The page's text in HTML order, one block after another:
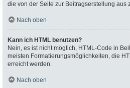
die von der Seite zur Beitragserstellung aus
Nach oben
Kann ich HTML benutzen?
Nein, es ist nicht möglich, HTML-Code in
meisten Formatierungsmöglichkeiten, die
erreicht werden.
Nach oben